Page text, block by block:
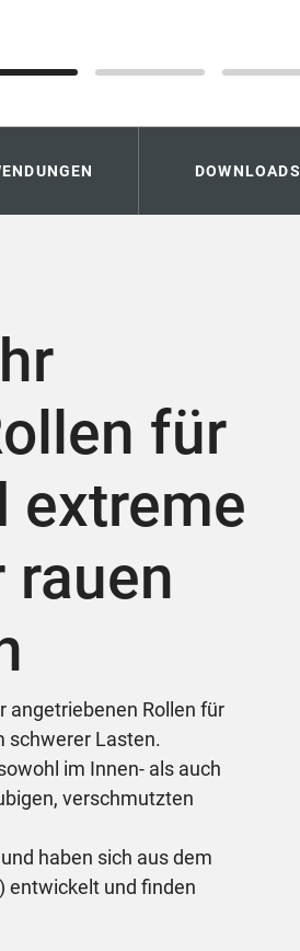
DOWNLOADS
für
extreme
rauen
angetriebenen Rollen für
schwerer Lasten.
im Innen- als auch
verschmutzten
haben sich aus dem
entwickelt und finden